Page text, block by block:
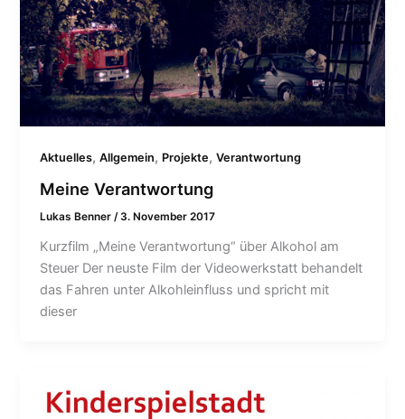
Aktuelles,Allgemein, Projekte,Verantwortung
Meine Verantwortung
Lukas Benner / 3. November 2017
Kurzfilm „Meine Verantwortung“ über Alkohol am
Steuer Der neuste Film der Videowerkstatt behandelt
das Fahren unter Alkohleinfluss und spricht mit
dieser